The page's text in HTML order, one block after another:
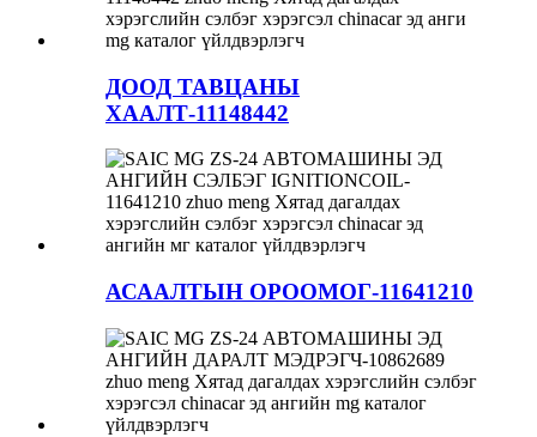
ДООД ТАВЦАНЫ
ХААЛТ-11148442
АСААЛТЫН ОРООМОГ-11641210